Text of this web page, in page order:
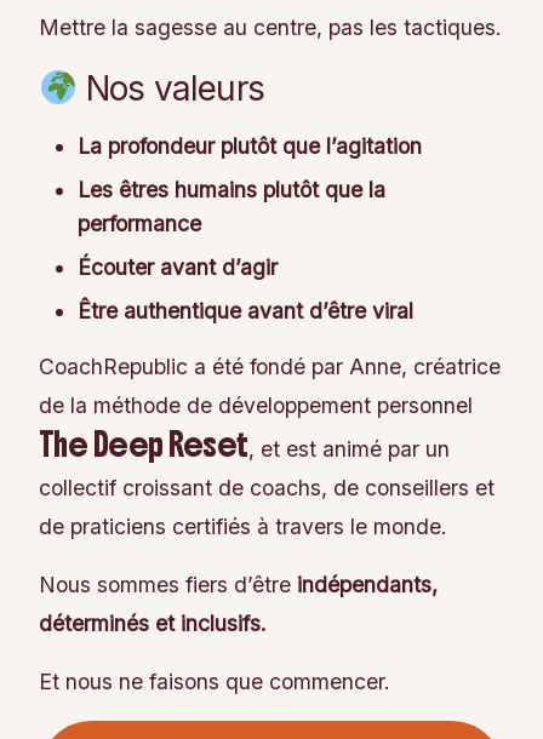
Mettre la sagesse au centre, pas les tactiques.
Nos valeurs
La profondeur plutôt que l’agitation
Les êtres humains plutôt que la
performance
Écouter avant d’agir
Être authentique avant d’être viral
CoachRepublic a été fondé par Anne, créatrice
de la méthode de développement personnel
The Deep Reset, et est animé par un
collectif croissant de coachs, de conseillers et
de praticiens certifiés à travers le monde.
Nous sommes fiers d’être indépendants,
déterminés et inclusifs.
Et nous ne faisons que commencer.